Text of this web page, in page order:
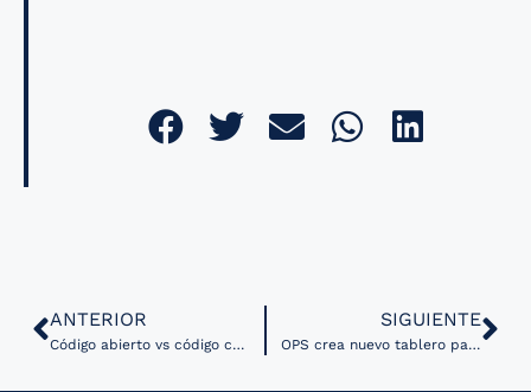
ANTERIOR
Código abierto vs código cerrado: Harvard compara modelos de IA en diagnósticos médicos
SIGUIENTE
OPS crea nuevo tablero para monitorear datos sobre enfermedades transmisibles